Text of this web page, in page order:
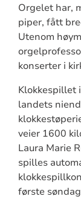
Orgelet har,
piper, fått
Utenom
konserter i
Klokkespillet
landets
veier 1600
Laura Marie
spilles
første